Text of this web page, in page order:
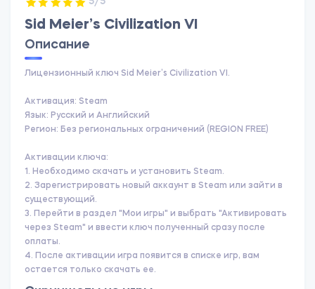
Sid Meier’s Civilization VI
Описание
Лицензионный ключ Sid Meier’s Civilization VI.
Активация: Steam
Язык: Русский и Английский
Регион: Без региональных ограничений (REGION FREE)
Активации ключа:
1. Необходимо скачать и установить Steam.
2. Зарегистрировать новый аккаунт в Steam или зайти в
существующий.
3. Перейти в раздел "Мои игры" и выбрать "Активировать
через Steam" и ввести ключ полученный сразу после
оплаты.
4. После активации игра появится в списке игр, вам
остается только скачать ее.